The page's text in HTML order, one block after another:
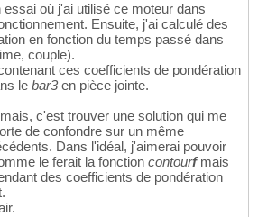
où j'ai utilisé ce moteur dans
Ensuite, j'ai calculé des
en fonction du temps passé dans
couple).
ces coefficients de pondération
le bar3en pièce jointe.
c'est trouver une solution qui me
de confondre sur un même
Dans l'idéal, j'aimerai pouvoir
le ferait la fonction contourfmais
des coefficients de pondération